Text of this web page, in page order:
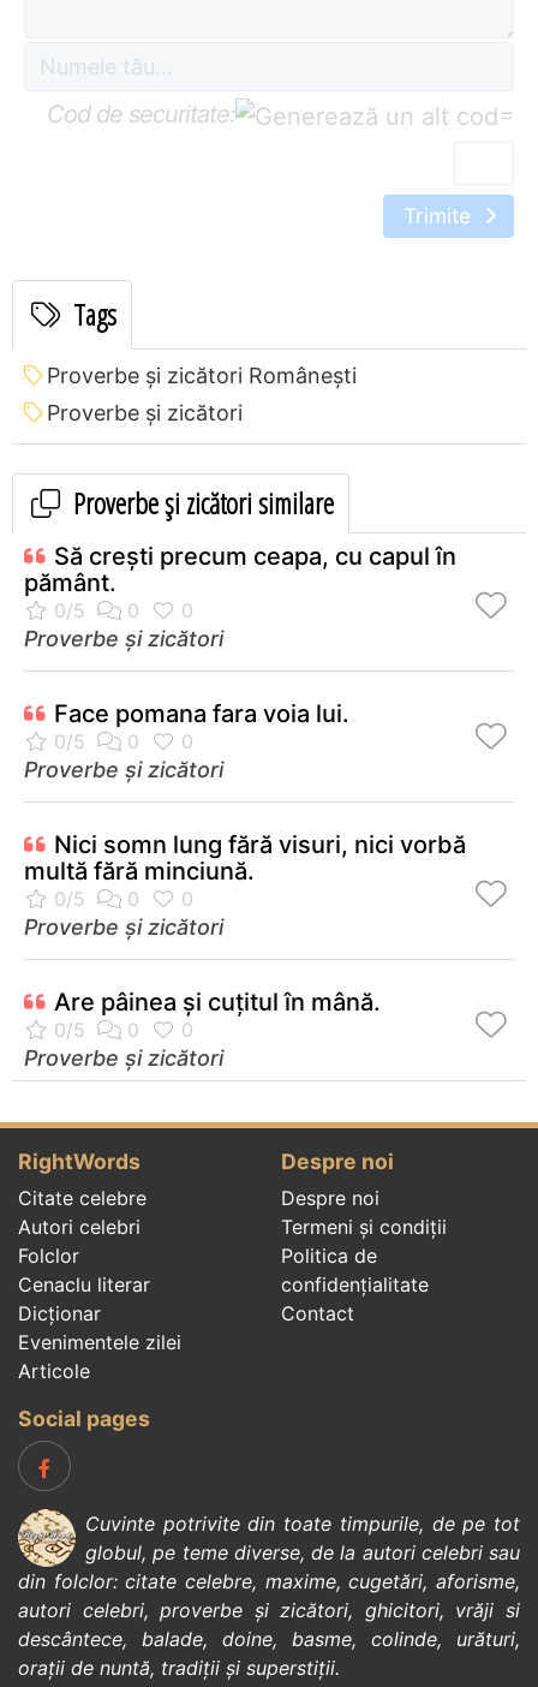
Cod de securitate: =
Trimite
Tags
Proverbe și zicători Româneşti
Proverbe și zicători
Proverbe și zicători similare
Să creşti precum ceapa, cu capul în
pământ.
Proverbe și zicători
Face pomana fara voia lui.
Proverbe și zicători
Nici somn lung fără visuri, nici vorbă
multă fără minciună.
Proverbe și zicători
Are pâinea şi cuţitul în mână.
Proverbe și zicători
RightWords
Citate celebre
Autori celebri
Folclor
Cenaclu literar
Dicționar
Evenimentele zilei
Articole
Despre noi
Despre noi
Termeni și condiții
Politica de
confidenţialitate
Contact
Social pages
Cuvinte potrivite din toate timpurile, de pe tot
globul, pe teme diverse, de la autori celebrisau
din folclor:citate celebre, maxime,cugetări,aforisme,
autori celebri,proverbe și zicători, ghicitori, vrăji si
descântece, balade, doine, basme, colinde, urături,
orații de nuntă, tradiții și superstiții.